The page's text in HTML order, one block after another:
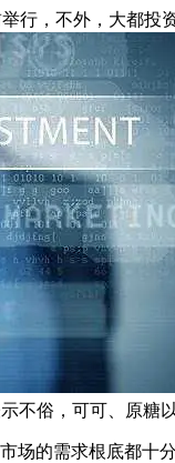
行，不外，大都投
不俗，可可、原糖
的需求根底都十